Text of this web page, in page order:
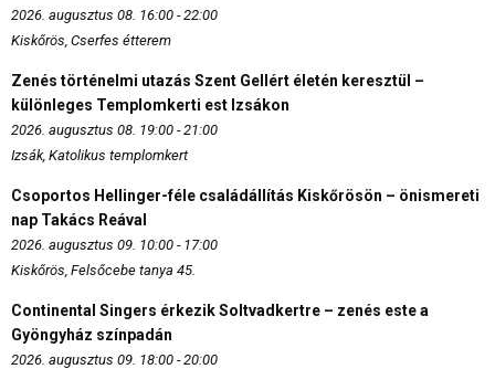
2026. augusztus 08. 16:00 - 22:00
Kiskőrös, Cserfes étterem
Zenés történelmi utazás Szent Gellért életén keresztül –
különleges Templomkerti est Izsákon
2026. augusztus 08. 19:00 - 21:00
Izsák, Katolikus templomkert
Csoportos Hellinger-féle családállítás Kiskőrösön – önismereti
nap Takács Reával
2026. augusztus 09. 10:00 - 17:00
Kiskőrös, Felsőcebe tanya 45.
Continental Singers érkezik Soltvadkertre – zenés este a
Gyöngyház színpadán
2026. augusztus 09. 18:00 - 20:00